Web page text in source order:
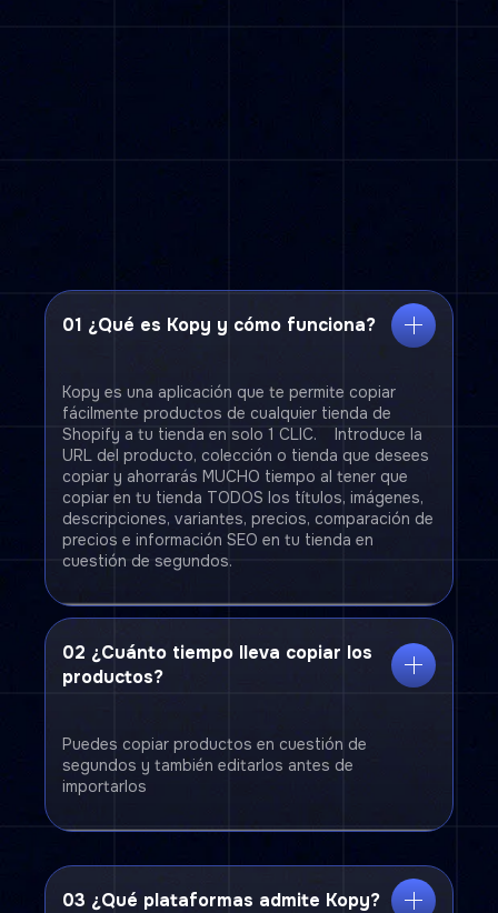
01 ¿Qué es Kopy y cómo funciona?
Kopy es una aplicación que te permite copiar
fácilmente productos de cualquier tienda de
Shopify a tu tienda en solo 1 CLIC. Introduce la
URL del producto, colección o tienda que desees
copiar y ahorrarás MUCHO tiempo al tener que
copiar en tu tienda TODOS los títulos, imágenes,
descripciones, variantes, precios, comparación de
precios e información SEO en tu tienda en
cuestión de segundos.
02 ¿Cuánto tiempo lleva copiar los
productos?
Puedes copiar productos en cuestión de
segundos y también editarlos antes de
importarlos
03 ¿Qué plataformas admite Kopy?